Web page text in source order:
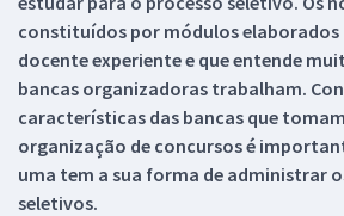
constituídos por módulos elaborados
docente experiente e que entende
bancas organizadoras trabalham.
características das bancas que
organização de concursos é
uma tem a sua forma de administrar
seletivos.